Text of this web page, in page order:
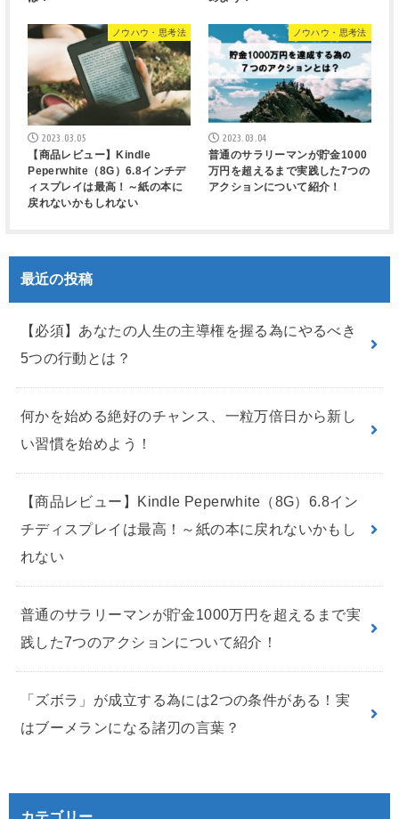
ノウハウ・思考法
2023.03.05
【商品レビュー】Kindle
Peperwhite（8G）6.8インチデ
ィスプレイは最高！～紙の本に
戻れないかもしれない
ノウハウ・思考法
2023.03.04
普通のサラリーマンが貯金1000
万円を超えるまで実践した7つの
アクションについて紹介！
最近の投稿
【必須】あなたの人生の主導権を握る為にやるべき
5つの行動とは？
何かを始める絶好のチャンス、一粒万倍日から新し
い習慣を始めよう！
【商品レビュー】Kindle Peperwhite（8G）6.8イン
チディスプレイは最高！～紙の本に戻れないかもし
れない
普通のサラリーマンが貯金1000万円を超えるまで実
践した7つのアクションについて紹介！
「ズボラ」が成立する為には2つの条件がある！実
はブーメランになる諸刃の言葉？